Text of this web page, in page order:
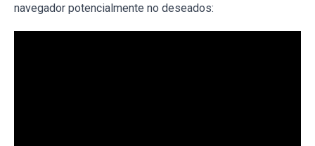
navegador potencialmente no deseados: